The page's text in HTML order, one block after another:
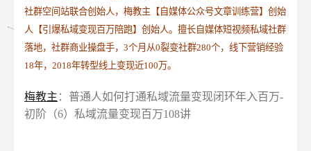
社群空间站联合创始人，梅教主【自媒体公众号文章训练营】创始
人【引爆私域变现百万陪跑】创始人。擅长自媒体短视频私域社群
落地，社群商业操盘手，3个月从0裂变社群280个，线下营销经验
18年，2018年转型线上变现近100万。
梅教主 ：普通人如何打通私域流量变现闭环年入百万-
初阶（6）私域流量变现百万108讲